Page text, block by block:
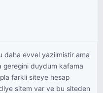
daha evvel yazilmistir ama
geregini duydum kafama
farkli siteye hesap
sitem var ve bu siteden